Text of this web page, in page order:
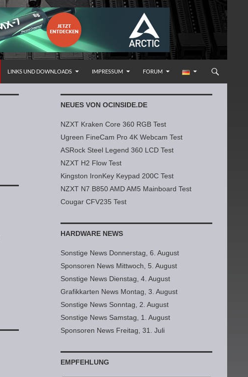
LINKS UND DOWNLOADS IMPRESSUM FORUM
NEUES VON OCINSIDE.DE
NZXT Kraken Core 360 RGB Test
Ugreen FineCam Pro 4K Webcam Test
ASRock Steel Legend 360 LCD Test
NZXT H2 Flow Test
Kingston IronKey Keypad 200C Test
NZXT N7 B850 AMD AM5 Mainboard Test
Cougar CFV235 Test
HARDWARE NEWS
Sonstige News Donnerstag, 6. August
Sponsoren News Mittwoch, 5. August
Sonstige News Dienstag, 4. August
Grafikkarten News Montag, 3. August
Sonstige News Sonntag, 2. August
Sonstige News Samstag, 1. August
Sponsoren News Freitag, 31. Juli
EMPFEHLUNG